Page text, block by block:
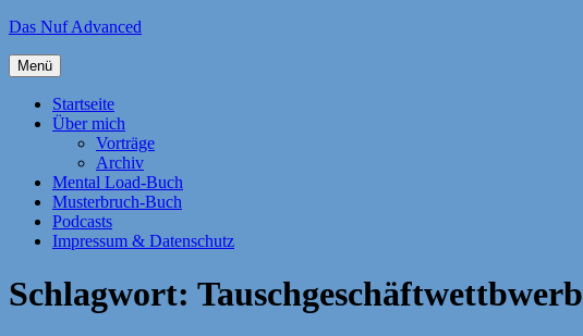
Zum
springen
Das Nuf Advanced
Menü
Startseite
Über mich
Vorträge
Archiv
Mental Load-Buch
Musterbruch-Buch
Podcasts
Impressum & Datenschutz
Schlagwort: Tauschgeschäftwettbwerb